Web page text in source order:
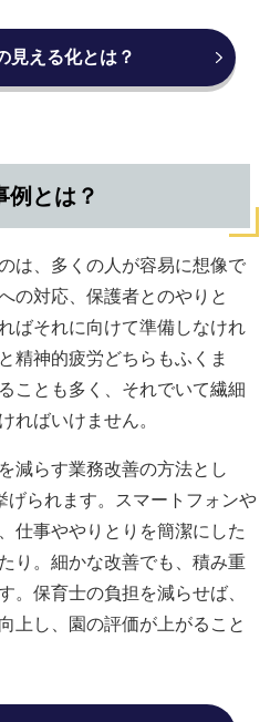
見える化とは？
例とは？
は、多くの人が容易に想像で
の対応、保護者とのやりと
ばそれに向けて準備しなけれ
精神的疲労どちらもふくま
ことも多く、それでいて繊細
ればいけません。
減らす業務改善の方法とし
げられます。スマートフォンや
仕事ややりとりを簡潔にした
り。細かな改善でも、積み重
。保育士の負担を減らせば、
上し、園の評価が上がること